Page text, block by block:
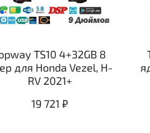
TS10 4+32GB 8
для Honda Vezel, H-
RV 2021+
19 721 ₽